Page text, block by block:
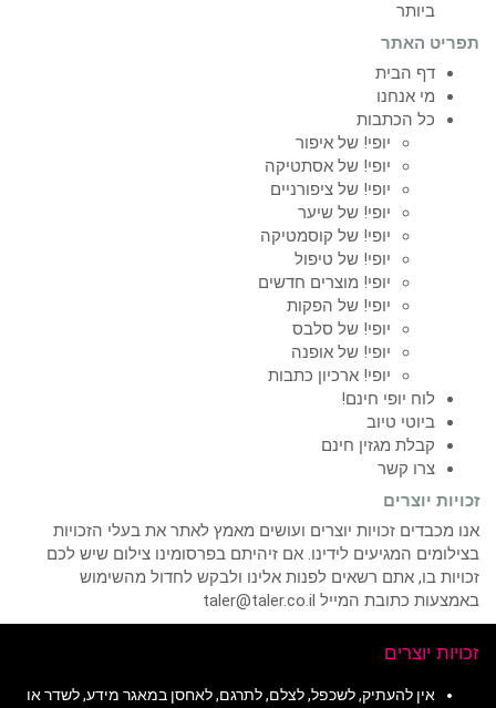
ביותר
תפריט האתר
דף הבית
מי אנחנו
כל הכתבות
יופי! של איפור
יופי! של אסתטיקה
יופי! של ציפורניים
יופי! של שיער
יופי! של קוסמטיקה
יופי! של טיפול
יופי! מוצרים חדשים
יופי! של הפקות
יופי! של סלבס
יופי! של אופנה
יופי! ארכיון כתבות
לוח יופי חינם!
ביוטי טיוב
קבלת מגזין חינם
צרו קשר
זכויות יוצרים
אנו מכבדים זכויות יוצרים ועושים מאמץ לאתר את בעלי הזכויות
בצילומים המגיעים לידינו. אם זיהיתם בפרסומינו צילום שיש לכם
זכויות בו, אתם רשאים לפנות אלינו ולבקש לחדול מהשימוש
באמצעות כתובת המייל taler@taler.co.il
זכויות יוצרים
אין להעתיק, לשכפל, לצלם, לתרגם, לאחסן במאגר מידע, לשדר או